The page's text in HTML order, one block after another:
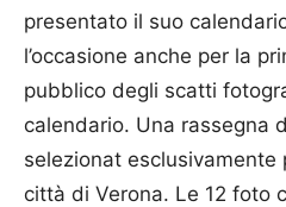
presentato il suo
l’occasione anche per la
pubblico degli scatti
calendario. Una rassegna
selezionat esclusivamente
città di Verona. Le 12 foto